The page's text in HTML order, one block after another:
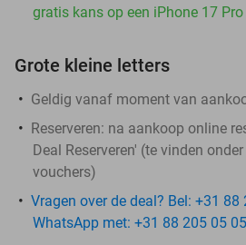
gratis kans op een iPhone 17
Grote kleine letters
Geldig vanaf moment van
Reserveren: na aankoop online
Deal Reserveren' (te vinden
vouchers)
Vragen over de deal? Bel: +31
WhatsApp met: +31 88 205 05 05